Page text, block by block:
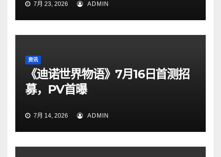
7月 23, 2026 ADMIN
资讯
《迪诺世界物语》7月16日首测招
募，PV首曝
7月 14, 2026 ADMIN